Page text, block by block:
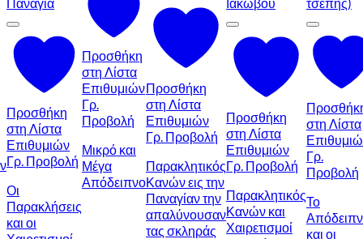
Προσθήκη
στη Λίστα
Επιθυμιών
Γρ. Προβολή
Οι
Παρακλήσεις
και οι
Προσθήκη
στη Λίστα
Επιθυμιών
Γρ.
Προβολή
Μικρό και
Μέγα
Απόδειπνο
Προσθήκη
στη Λίστα
Επιθυμιών
Γρ. Προβολή
Παρακλητικός
Κανών εις την
Παναγίαν την
απαλύνουσαν
τας σκληράς
Προσθήκη
στη Λίστα
Επιθυμιών
Γρ. Προβολή
Παρακλητικός
Κανών και
Χαιρετισμοί
στη Λίστα
Γρ.
Προβολή
Το
και οι